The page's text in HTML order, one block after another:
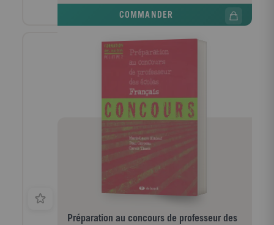
COMMANDER
Préparation au concours de professeur des